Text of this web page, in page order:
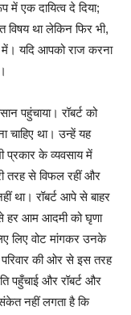
में एक दायित्व दे दिया;
विषय था लेकिन फिर भी,
यदि आपको राज करना
पहुंचाया। रॉबर्ट को
चाहिए था। उन्हें यह
प्रकार के व्यवसाय में
तरह से विफल रहीं और
था। रॉबर्ट आपे से बाहर
हर आम आदमी को घृणा
लिए वोट मांगकर उनके
परिवार की ओर से इस तरह
पहुँचाई और रॉबर्ट और
नहीं लगता है कि